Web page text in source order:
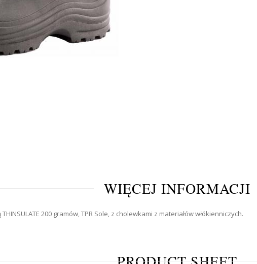
WIĘCEJ INFORMACJI
200 gramów, TPR Sole, z cholewkami z materiałów włókienniczych.